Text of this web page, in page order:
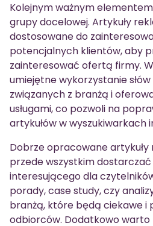
Kolejnym ważnym
grupy docelowej. Artykuły
dostosowane do
potencjalnych klientów, aby
zainteresować ofertą firmy.
umiejętne wykorzystanie
związanych z branżą i
usługami, co pozwoli na
artykułów w wyszukiwarkach
Dobrze opracowane
przede wszystkim
interesującego dla
porady, case study, czy
branżą, które będą ciekawe i
odbiorców. Dodatkowo